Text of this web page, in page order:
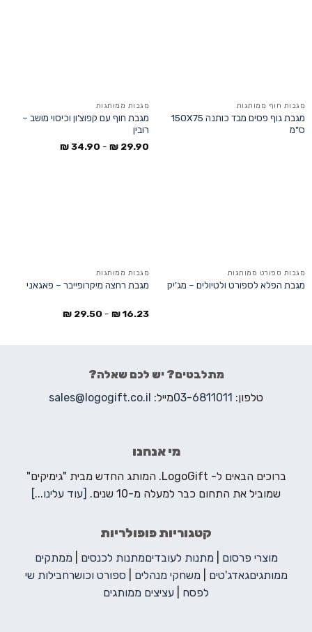
מגבות חוף ממותגות
מגבת גוף פסים מבד כותנה 150X75
ס"מ
מגבות ממותגות
מגבת חוף עם קפוצ’ון וכיסוי מושב –
רובין
29.90
₪
-
34.90
₪
מגבות ספורט ממותגות
מגבת הפלא לספורט ולטיולים – מג'יק
מגבות ממותגות
מגבת רחצה מיקרופייבר – פאגאני
16.23
₪
-
29.50
₪
מתלבטים? יש לכם שאלה?
טלפון: 03-6811011מייל: sales@logogift.co.il
מי אנחנו
ברוכים הבאים ל- LogoGift. המותג החדש מבית "גימיקים"
שמוביל את התחום כבר למעלה מ-10 שנים.
[עוד עלינו...]
קטגוריות פופולריות
מוצרי פרסום מתנות לעובדיםמתנות לכנסים
ממתקים
ממותגיםגאדג'טים משחקי מנהלים ספורט וכושרחבילות שי
לפסח
עציצים ממותגים